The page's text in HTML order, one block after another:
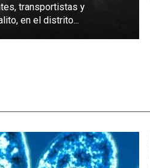
transportistas y
en el distrito...